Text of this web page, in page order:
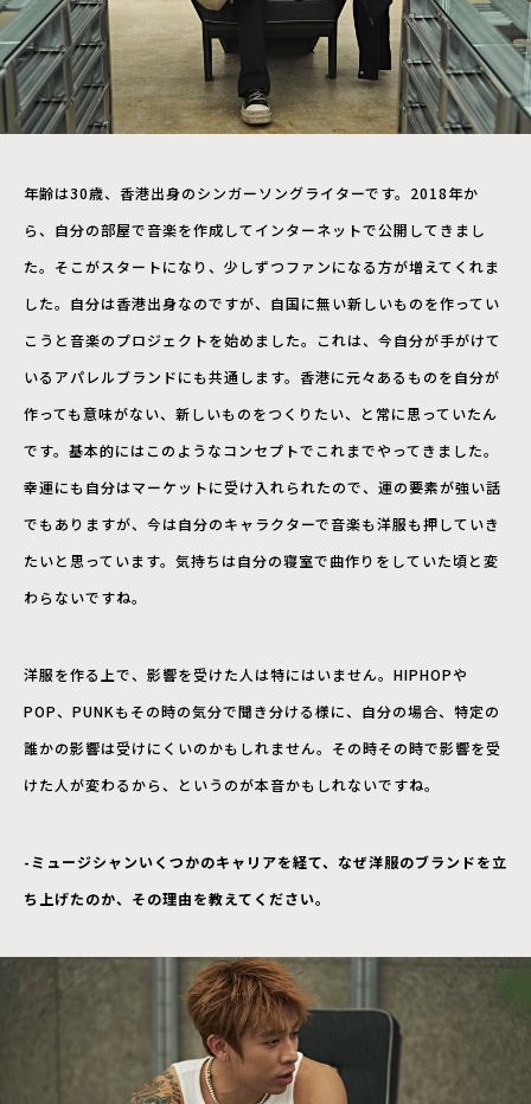
年齢は30歳、香港出身のシンガーソングライターです。2018年か
ら、自分の部屋で音楽を作成してインターネットで公開してきまし
た。そこがスタートになり、少しずつファンになる方が増えてくれま
した。自分は香港出身なのですが、自国に無い新しいものを作ってい
こうと音楽のプロジェクトを始めました。これは、今自分が手がけて
いるアパレルブランドにも共通します。香港に元々あるものを自分が
作っても意味がない、新しいものをつくりたい、と常に思っていたん
です。基本的にはこのようなコンセプトでこれまでやってきました。
幸運にも自分はマーケットに受け入れられたので、運の要素が強い話
でもありますが、今は自分のキャラクターで音楽も洋服も押していき
たいと思っています。気持ちは自分の寝室で曲作りをしていた頃と変
わらないですね。
洋服を作る上で、影響を受けた人は特にはいません。HIPHOPや
POP、PUNKもその時の気分で聞き分ける様に、自分の場合、特定の
誰かの影響は受けにくいのかもしれません。その時その時で影響を受
けた人が変わるから、というのが本音かもしれないですね。
-ミュージシャンいくつかのキャリアを経て、なぜ洋服のブランドを立
ち上げたのか、その理由を教えてください。